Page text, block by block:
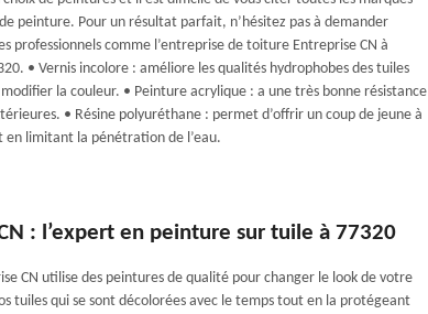
peinture. Pour un résultat parfait, n’hésitez pas à demander
professionnels comme l’entreprise de toiture Entreprise CN à
• Vernis incolore : améliore les qualités hydrophobes des tuiles
la couleur. • Peinture acrylique : a une très bonne résistance
• Résine polyuréthane : permet d’offrir un coup de jeune à
limitant la pénétration de l’eau.
: l’expert en peinture sur tuile à 77320
CN utilise des peintures de qualité pour changer le look de votre
tuiles qui se sont décolorées avec le temps tout en la protégeant